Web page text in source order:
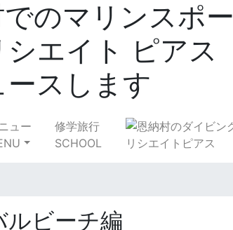
のマリンスポー
エイト ピアス
スします
ュー
修学旅行
SCHOOL
ビーチ編